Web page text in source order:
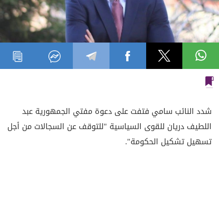
شدد النائب سامي فتفت على دعوة مفتي الجمهورية عبد
اللطيف دريان للقوى السياسية "للتوقف عن السجالات من أجل
تسهيل تشكيل الحكومة".